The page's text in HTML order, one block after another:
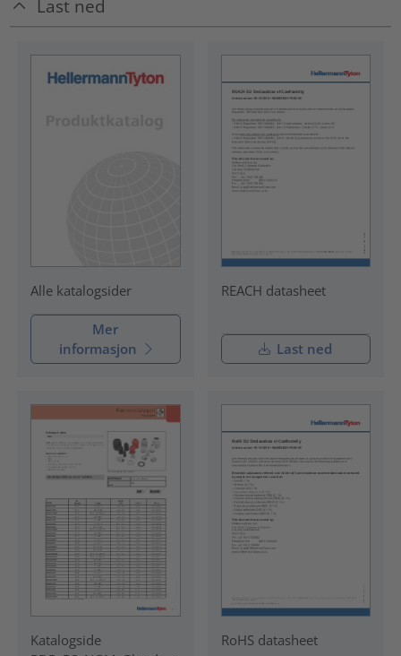
Last ned
Alle katalogsider
Mer
informasjon
REACH datasheet
Last ned
Katalogside
RoHS datasheet